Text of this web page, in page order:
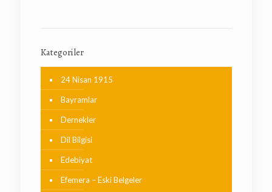
Kategoriler
24 Nisan 1915
Bayramlar
Dernekler
Dil Bilgisi
Edebiyat
Efemera – Eski Belgeler